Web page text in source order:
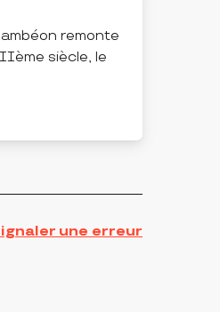
remonte
siècle, le
une erreur